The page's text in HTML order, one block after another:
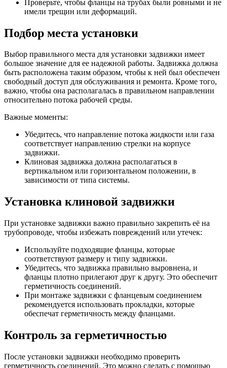
Проверьте, чтобы фланцы на трубах были ровными и не
имели трещин или деформаций.
Подбор места установки
Выбор правильного места для установки задвижки имеет
большое значение для ее надежной работы. Задвижка должна
быть расположена таким образом, чтобы к ней был обеспечен
свободный доступ для обслуживания и ремонта. Кроме того,
важно, чтобы она располагалась в правильном направлении
относительно потока рабочей среды.
Важные моменты:
Убедитесь, что направление потока жидкости или газа
соответствует направлению стрелки на корпусе
задвижки.
Клиновая задвижка должна располагаться в
вертикальном или горизонтальном положении, в
зависимости от типа системы.
Установка клиновой задвижки
При установке задвижки важно правильно закрепить её на
трубопроводе, чтобы избежать повреждений или утечек:
Используйте подходящие фланцы, которые
соответствуют размеру и типу задвижки.
Убедитесь, что задвижка правильно выровнена, и
фланцы плотно прилегают друг к другу. Это обеспечит
герметичность соединений.
При монтаже задвижки с фланцевым соединением
рекомендуется использовать прокладки, которые
обеспечат герметичность между фланцами.
Контроль за герметичностью
После установки задвижки необходимо проверить
герметичность соединений. Это можно сделать с помощью